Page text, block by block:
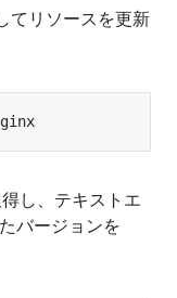
てリソースを更新
し、テキストエ
バージョンを